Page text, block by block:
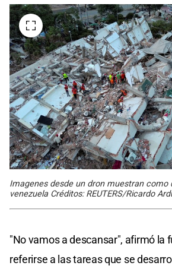
Imagenes desde un dron muestran como
venezuela Créditos: REUTERS/Ricardo
"No vamos a descansar", afirmó la
referirse a las tareas que se